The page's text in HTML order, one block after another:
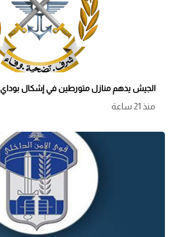
الجيش يدهم منازل متورطين في إشكال بوداي
منذ 21 ساعة